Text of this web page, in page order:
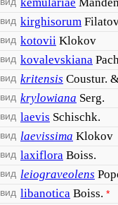
вид kirghisorum
вид kotovii Klokov
вид kovalevskiana
вид kritensis Coustur.
вид krylowiana Serg.
вид laevis Schischk.
вид laevissima Klokov
вид laxiflora Boiss.
вид leiograveolens
вид libanotica Boiss. *